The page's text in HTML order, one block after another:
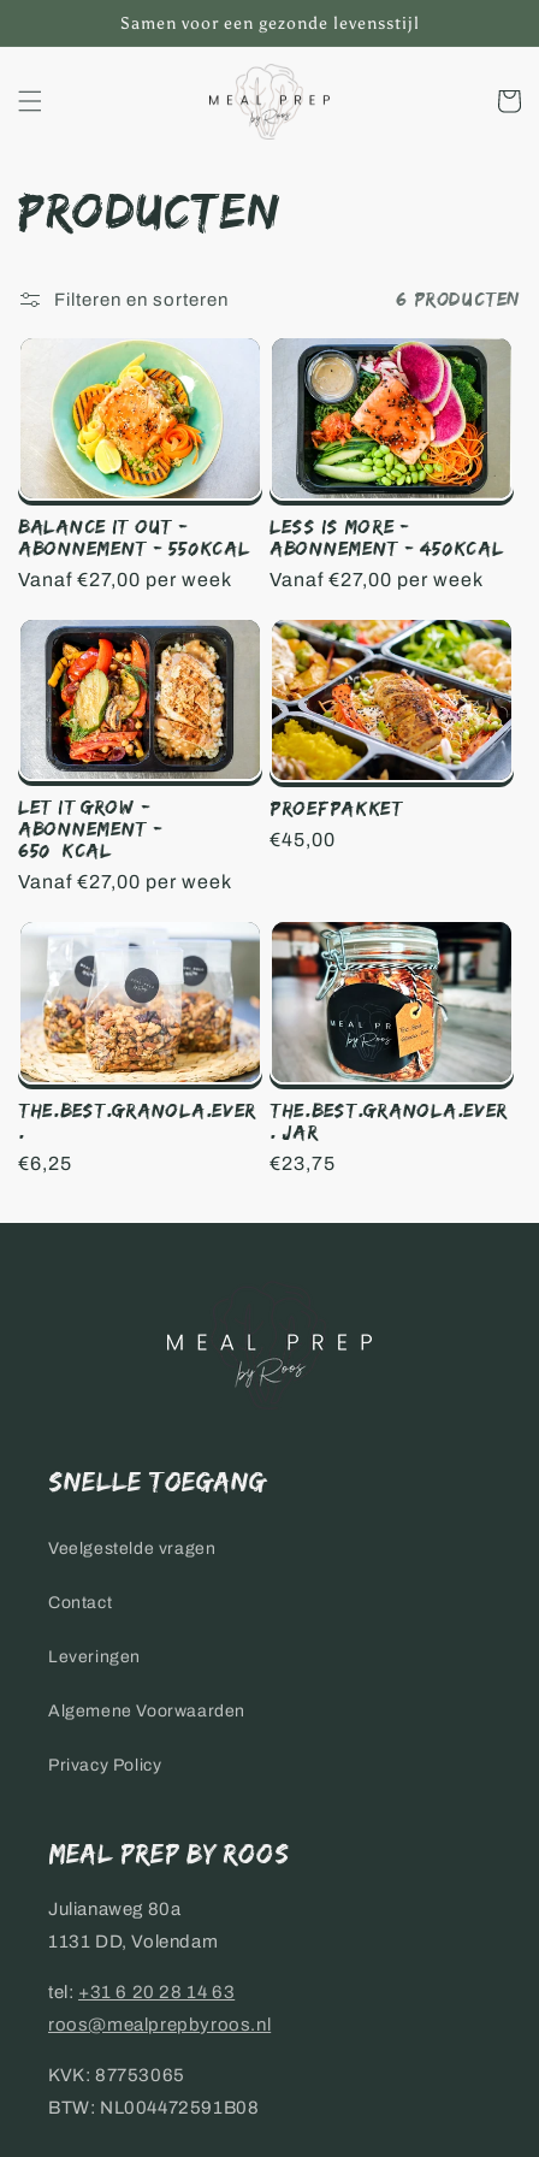
content
Samen voor een gezonde levensstijl
C
l
c
t
i
e
:
Producten
Filteren en sorteren 6 producten
Balance It Out -
Abonnement - 550Kcal
Normale
Vanaf €27,00 per week
Less Is More -
Abonnement - 450Kcal
Normale
Vanaf €27,00 per week
Let It Grow -
Abonnement -
650+Kcal
Normale
Vanaf €27,00 per week
Proefpakket
Normale
€45,00
The.Best.Granola.Ever
.
Normale
€6,25
The.Best.Granola.Ever
. Jar
Normale
€23,75
Snelle toegang
Veelgestelde vragen
Contact
Leveringen
Algemene Voorwaarden
Privacy Policy
Meal Prep by Roos
Julianaweg 80a
1131 DD, Volendam
tel: +31 6 20 28 14 63
roos@mealprepbyroos.nl
KVK: 87753065
BTW: NL004472591B08